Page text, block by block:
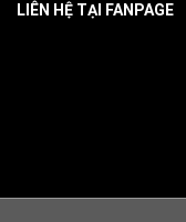
LIÊN HỆ TẠI FANPAGE